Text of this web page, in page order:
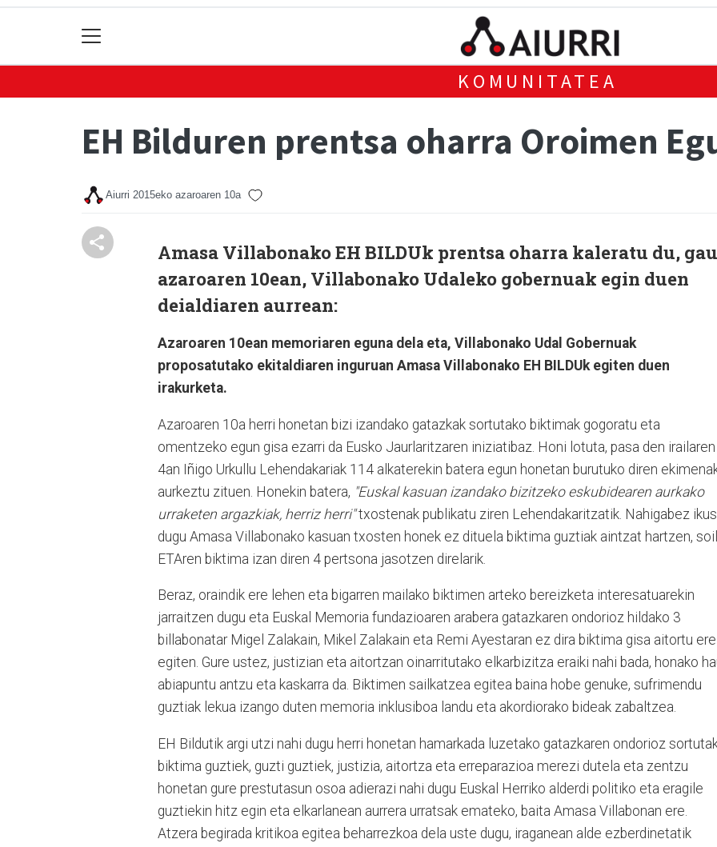
KOMUNITATEA
EH Bilduren prentsa oharra Oroimen
Aiurri 2015eko azaroaren 10a
Amasa Villabonako EH BILDUk prentsa oharra kaleratu du,
azaroaren 10ean, Villabonako Udaleko gobernuak egin duen
deialdiaren aurrean:
Azaroaren 10ean memoriaren eguna dela eta, Villabonako Udal Gobernuak
proposatutako ekitaldiaren inguruan Amasa Villabonako EH BILDUk egiten duen
irakurketa.
Azaroaren 10a herri honetan bizi izandako gatazkak sortutako biktimak gogoratu eta
omentzeko egun gisa ezarri da Eusko Jaurlaritzaren iniziatibaz. Honi lotuta, pasa den irailaren
4an Iñigo Urkullu Lehendakariak 114 alkaterekin batera egun honetan burutuko diren
aurkeztu zituen. Honekin batera, "Euskal kasuan izandako bizitzeko eskubidearen aurkako
urraketen argazkiak, herriz herri"txostenak publikatu ziren Lehendakaritzatik. Nahigabez
dugu Amasa Villabonako kasuan txosten honek ez dituela biktima guztiak aintzat hartzen,
ETAren biktima izan diren 4 pertsona jasotzen direlarik.
Beraz, oraindik ere lehen eta bigarren mailako biktimen arteko bereizketa interesatuarekin
jarraitzen dugu eta Euskal Memoria fundazioaren arabera gatazkaren ondorioz hildako 3
billabonatar Migel Zalakain, Mikel Zalakain eta Remi Ayestaran ez dira biktima gisa aitortu ere
egiten. Gure ustez, justizian eta aitortzan oinarritutako elkarbizitza eraiki nahi bada, honako
abiapuntu antzu eta kaskarra da. Biktimen sailkatzea egitea baina hobe genuke, sufrimendu
guztiak lekua izango duten memoria inklusiboa landu eta akordiorako bideak zabaltzea.
EH Bildutik argi utzi nahi dugu herri honetan hamarkada luzetako gatazkaren ondorioz
biktima guztiek, guzti guztiek, justizia, aitortza eta erreparazioa merezi dutela eta zentzu
honetan gure prestutasun osoa adierazi nahi dugu Euskal Herriko alderdi politiko eta eragile
guztiekin hitz egin eta elkarlanean aurrera urratsak emateko, baita Amasa Villabonan ere.
Atzera begirada kritikoa egitea beharrezkoa dela uste dugu, iraganean alde ezberdinetatik